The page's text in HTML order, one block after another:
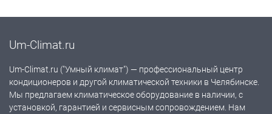
Um-Climat.ru
Um-Climat.ru ("Умный климат") — профессиональный центр
кондиционеров и другой климатической техники в Челябинске.
Мы предлагаем климатическое оборудование в наличии, с
установкой, гарантией и сервисным сопровождением. Нам